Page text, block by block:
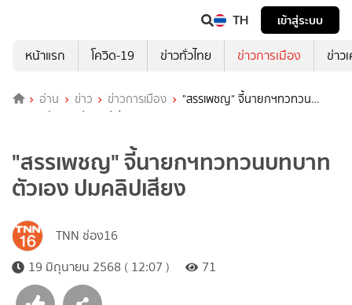
TH
เข้าสู่ระบบ
หน้าแรก
โควิด-19 ข่าวทั่วไทย ข่าวการเมือง ข่าว
อ่าน ข่าว ข่าวการเมือง
"สรรเพชญ" จี้นายกฯทวทวน
บทบาทตัวเอง ปมคลิปเสียง
"สรรเพชญ" จี้นายกฯทวทวนบทบาท
ตัวเอง ปมคลิปเสียง
TNN ช่อง16
19 มิถุนายน 2568 ( 12:07 )
71